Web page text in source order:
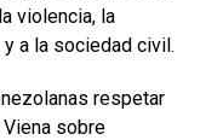
violencia, la
a la sociedad civil.
respetar
Viena sobre